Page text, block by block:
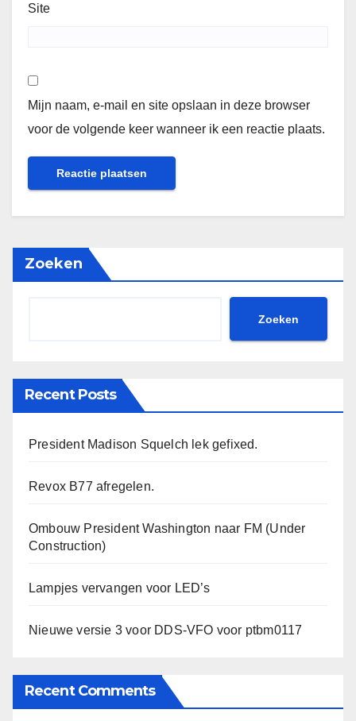
Site
Mijn naam, e-mail en site opslaan in deze browser
voor de volgende keer wanneer ik een reactie plaats.
Zoeken
Zoeken
Recent Posts
President Madison Squelch lek gefixed.
Revox B77 afregelen.
Ombouw President Washington naar FM (Under
Construction)
Lampjes vervangen voor LED’s
Nieuwe versie 3 voor DDS-VFO voor ptbm0117
Recent Comments